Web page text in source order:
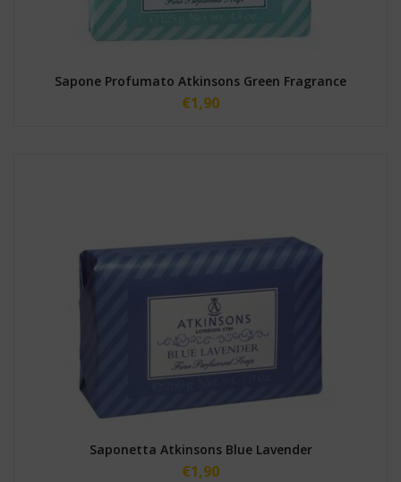
Sapone Profumato Atkinsons Green Fragrance
€1,90
Saponetta Atkinsons Blue Lavender
€1,90